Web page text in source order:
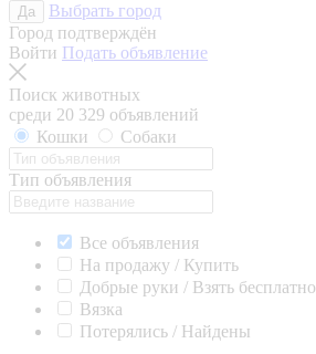
Да
Выбрать город
Город подтверждён
Войти Подать объявление
Поиск животных
среди 20 329 объявлений
Кошки
Собаки
Тип объявления
Все объявления
На продажу / Купить
Добрые руки / Взять бесплатно
Вязка
Потерялись / Найдены